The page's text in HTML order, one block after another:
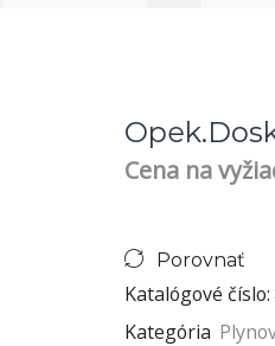
Cena na
Porovnať
Katalógové číslo:
Kategória